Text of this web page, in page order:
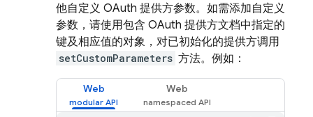
他自定义 OAuth 提供方参数。如需添加自定义
参数，请使用包含 OAuth 提供方文档中指定的
键及相应值的对象，对已初始化的提供方调用
setCustomParameters 方法。例如：
Web Web